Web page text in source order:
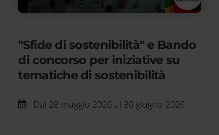
"Sfide di sostenibilità" e Bando
di concorso per iniziative su
tematiche di sostenibilità
Dal 28 maggio 2026 al 30 giugno 2026